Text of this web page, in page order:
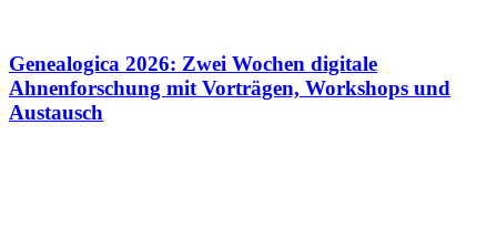
Genealogica 2026: Zwei Wochen digitale
Ahnenforschung mit Vorträgen, Workshops und
Austausch